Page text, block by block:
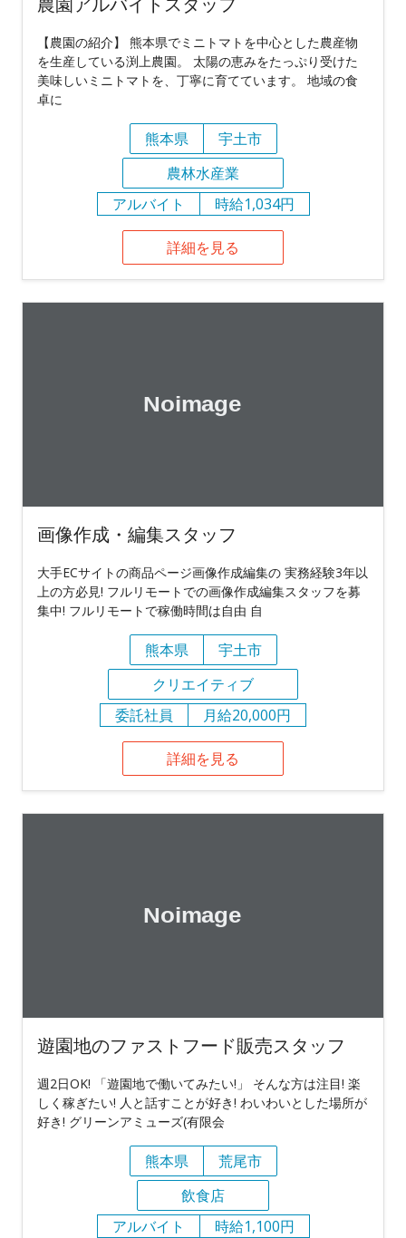
【農園の紹介】 熊本県でミニトマトを中心とした農産物
を生産している渕上農園。 太陽の恵みをたっぷり受けた
美味しいミニトマトを、丁寧に育てています。 地域の食
卓に
熊本県
宇土市
農林水産業
アルバイト
時給1,034円
詳細を見る
画像作成・編集スタッフ
大手ECサイトの商品ページ画像作成編集の 実務経験3年以
上の方必見! フルリモートでの画像作成編集スタッフを募
集中! フルリモートで稼働時間は自由 自
熊本県
宇土市
クリエイティブ
委託社員
月給20,000円
詳細を見る
遊園地のファストフード販売スタッフ
週2日OK! 「遊園地で働いてみたい!」 そんな方は注目! 楽
しく稼ぎたい! 人と話すことが好き! わいわいとした場所が
好き! グリーンアミューズ(有限会
熊本県
荒尾市
飲食店
アルバイト
時給1,100円